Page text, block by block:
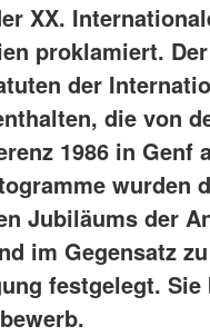
XX.
proklamiert.
der
die von
1986 in Genf
wurden
Jubiläums der
im Gegensatz
festgelegt. Sie